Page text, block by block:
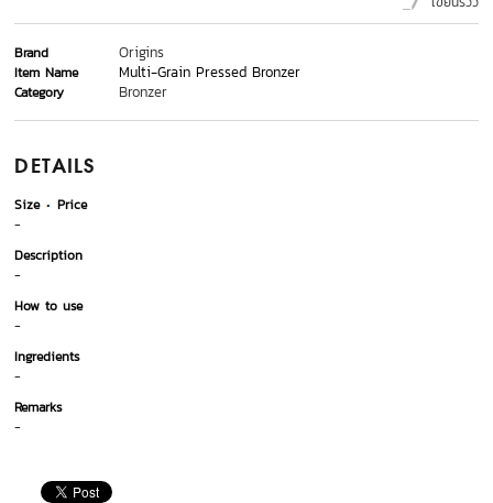
Brand Origins
Item Name Multi-Grain Pressed Bronzer
Category Bronzer
DETAILS
Size
Price
-
Description
-
How to use
-
Ingredients
-
Remarks
-